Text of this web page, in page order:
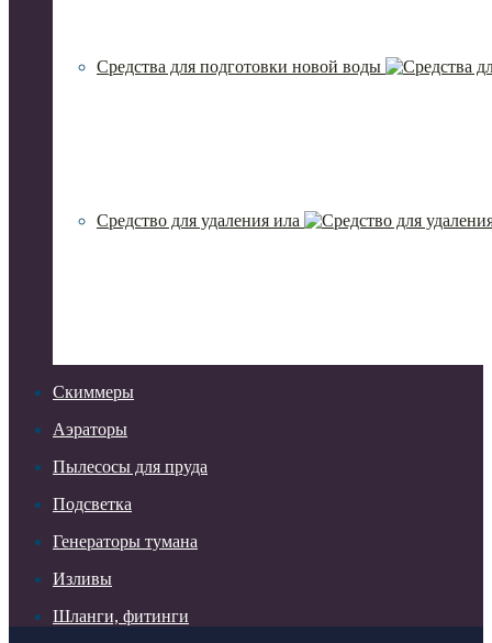
Средства для подготовки новой воды
Средство для удаления ила
Скиммеры
Аэраторы
Пылесосы для пруда
Подсветка
Генераторы тумана
Изливы
Шланги, фитинги